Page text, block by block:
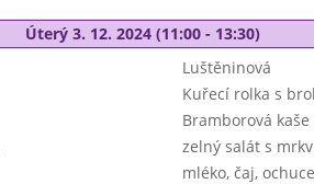
Úterý 3. 12. 2024 (11:00 - 13:30)
Luštěninová
Kuřecí rolka s
Bramborová kaše
zelný salát s
mléko, čaj,